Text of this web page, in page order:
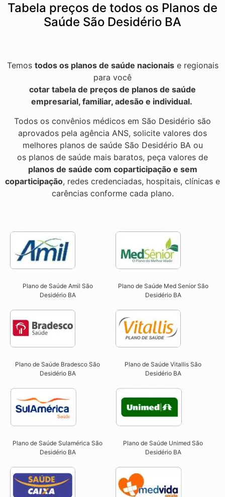
Tabela preços de todos os Planos de
Saúde São Desidério BA
Temos todos os planos de saúde nacionaise regionais
para você
cotar tabela de preços de planos de saúde
empresarial, familiar, adesão e individual.
Todos os convênios médicos em São Desidério são
aprovados pela agência ANS, solicite valores dos
melhores planos de saúde São Desidério BA ou
os planos de saúde mais baratos, peça valores de
planos de saúde com coparticipação e sem
coparticipação, redes credenciadas, hospitais, clínicas e
carências conforme cada plano.
Plano de Saúde Amil São
Desidério BA
Plano de Saúde Med Senior São
Desidério BA
Plano de Saúde Bradesco São
Desidério BA
Plano de Saúde Vitallis São
Desidério BA
Plano de Saúde Sulamérica São
Desidério BA
Plano de Saúde Unimed São
Desidério BA